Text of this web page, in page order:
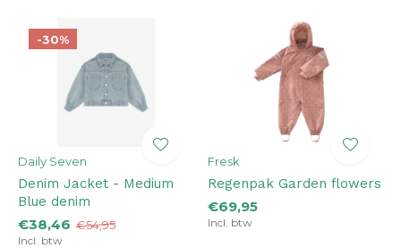
-30%
Daily Seven
Denim Jacket - Medium
Blue denim
€38,46 €54,95
Incl. btw
Fresk
Regenpak Garden flowers
€69,95
Incl. btw